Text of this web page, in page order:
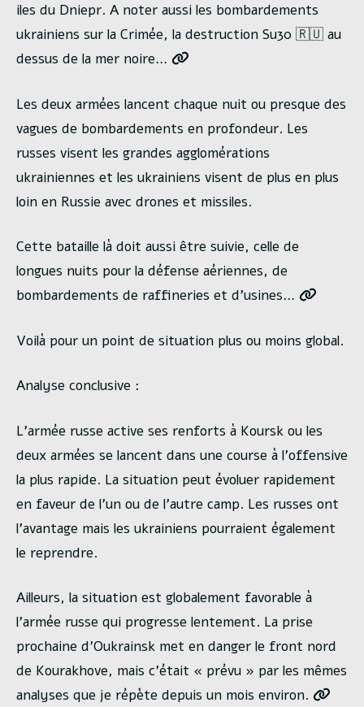
iles du Dniepr. A noter aussi les bombardements
ukrainiens sur la Crimée, la destruction Su30 🇷🇺 au
dessus de la mer noire…
Les deux armées lancent chaque nuit ou presque des
vagues de bombardements en profondeur. Les
russes visent les grandes agglomérations
ukrainiennes et les ukrainiens visent de plus en plus
loin en Russie avec drones et missiles.
Cette bataille là doit aussi être suivie, celle de
longues nuits pour la défense aériennes, de
bombardements de raffineries et d’usines…
Voilà pour un point de situation plus ou moins global.
Analyse conclusive :
L’armée russe active ses renforts à Koursk ou les
deux armées se lancent dans une course à l’offensive
la plus rapide. La situation peut évoluer rapidement
en faveur de l’un ou de l’autre camp. Les russes ont
l’avantage mais les ukrainiens pourraient également
le reprendre.
Ailleurs, la situation est globalement favorable à
l’armée russe qui progresse lentement. La prise
prochaine d’Oukrainsk met en danger le front nord
de Kourakhove, mais c’était « prévu » par les mêmes
analyses que je répète depuis un mois environ.